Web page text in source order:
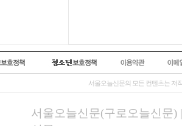
서울오늘신문의 모든 컨텐츠는 저
서울오늘신문(구로오늘신문)